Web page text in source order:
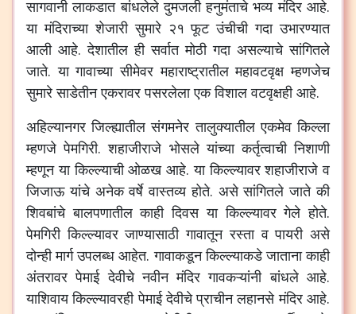
सागवानी लाकडात बांधलेले दुमजली हनुमंताचे भव्य मंदिर आहे.
या मंदिराच्या शेजारी सुमारे २१ फूट उंचीची गदा उभारण्यात
आली आहे.देशातील ही सर्वात मोठी गदा असल्याचे सांगितले
जाते.या गावाच्या सीमेवर महाराष्ट्रातील महावटवृक्ष म्हणजेच
सुमारे साडेतीन एकरावर पसरलेला एक विशाल वटवृक्षही आहे.
अहिल्यानगर जिल्ह्यातील संगमनेर तालुक्यातील एकमेव किल्ला
म्हणजे पेमगिरी.शहाजीराजे भोसले यांच्या कर्तृत्वाची निशाणी
म्हणून या किल्ल्याची ओळख आहे.या किल्ल्यावर शहाजीराजे व
जिजाऊ यांचे अनेक वर्षे वास्तव्य होते. असे सांगितले जाते की
शिवबांचे बालपणातील काही दिवस या किल्ल्यावर गेले होते.
पेमगिरी किल्ल्यावर जाण्यासाठी गावातून रस्ता व पायरी असे
दोन्ही मार्ग उपलब्ध आहेत.गावाकडून किल्ल्याकडे जाताना काही
अंतरावर पेमाई देवीचे नवीन मंदिर गावकऱ्यांनी बांधले आहे.
याशिवाय किल्ल्यावरही पेमाई देवीचे प्राचीन लहानसे मंदिर आहे.